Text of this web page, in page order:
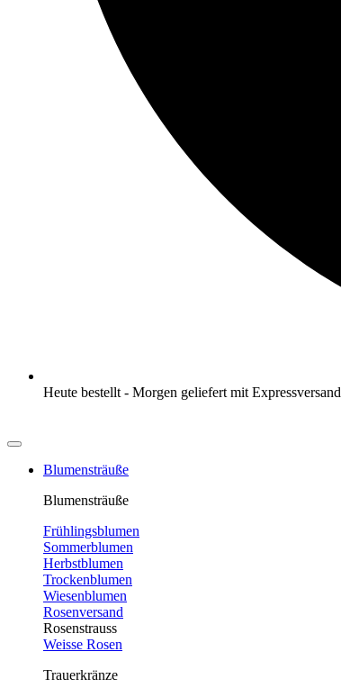
Heute bestellt - Morgen geliefert mit Expressversand
Blumensträuße
Blumensträuße
Frühlingsblumen
Sommerblumen
Herbstblumen
Trockenblumen
Wiesenblumen
Rosenversand
Rosenstrauss
Weisse Rosen
Trauerkränze